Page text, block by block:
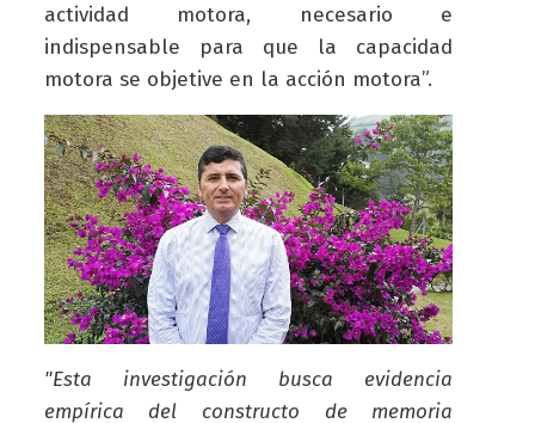
actividad motora, necesario e
indispensable para que la capacidad
motora se objetive en la acción motora”.
"Esta investigación busca evidencia
empírica del constructo de memoria